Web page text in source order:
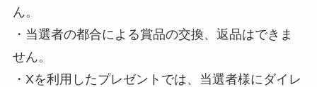
ん。
・当選者の都合による賞品の交換、返品はできま
せん。
・Xを利用したプレゼントでは、当選者様にダイレ